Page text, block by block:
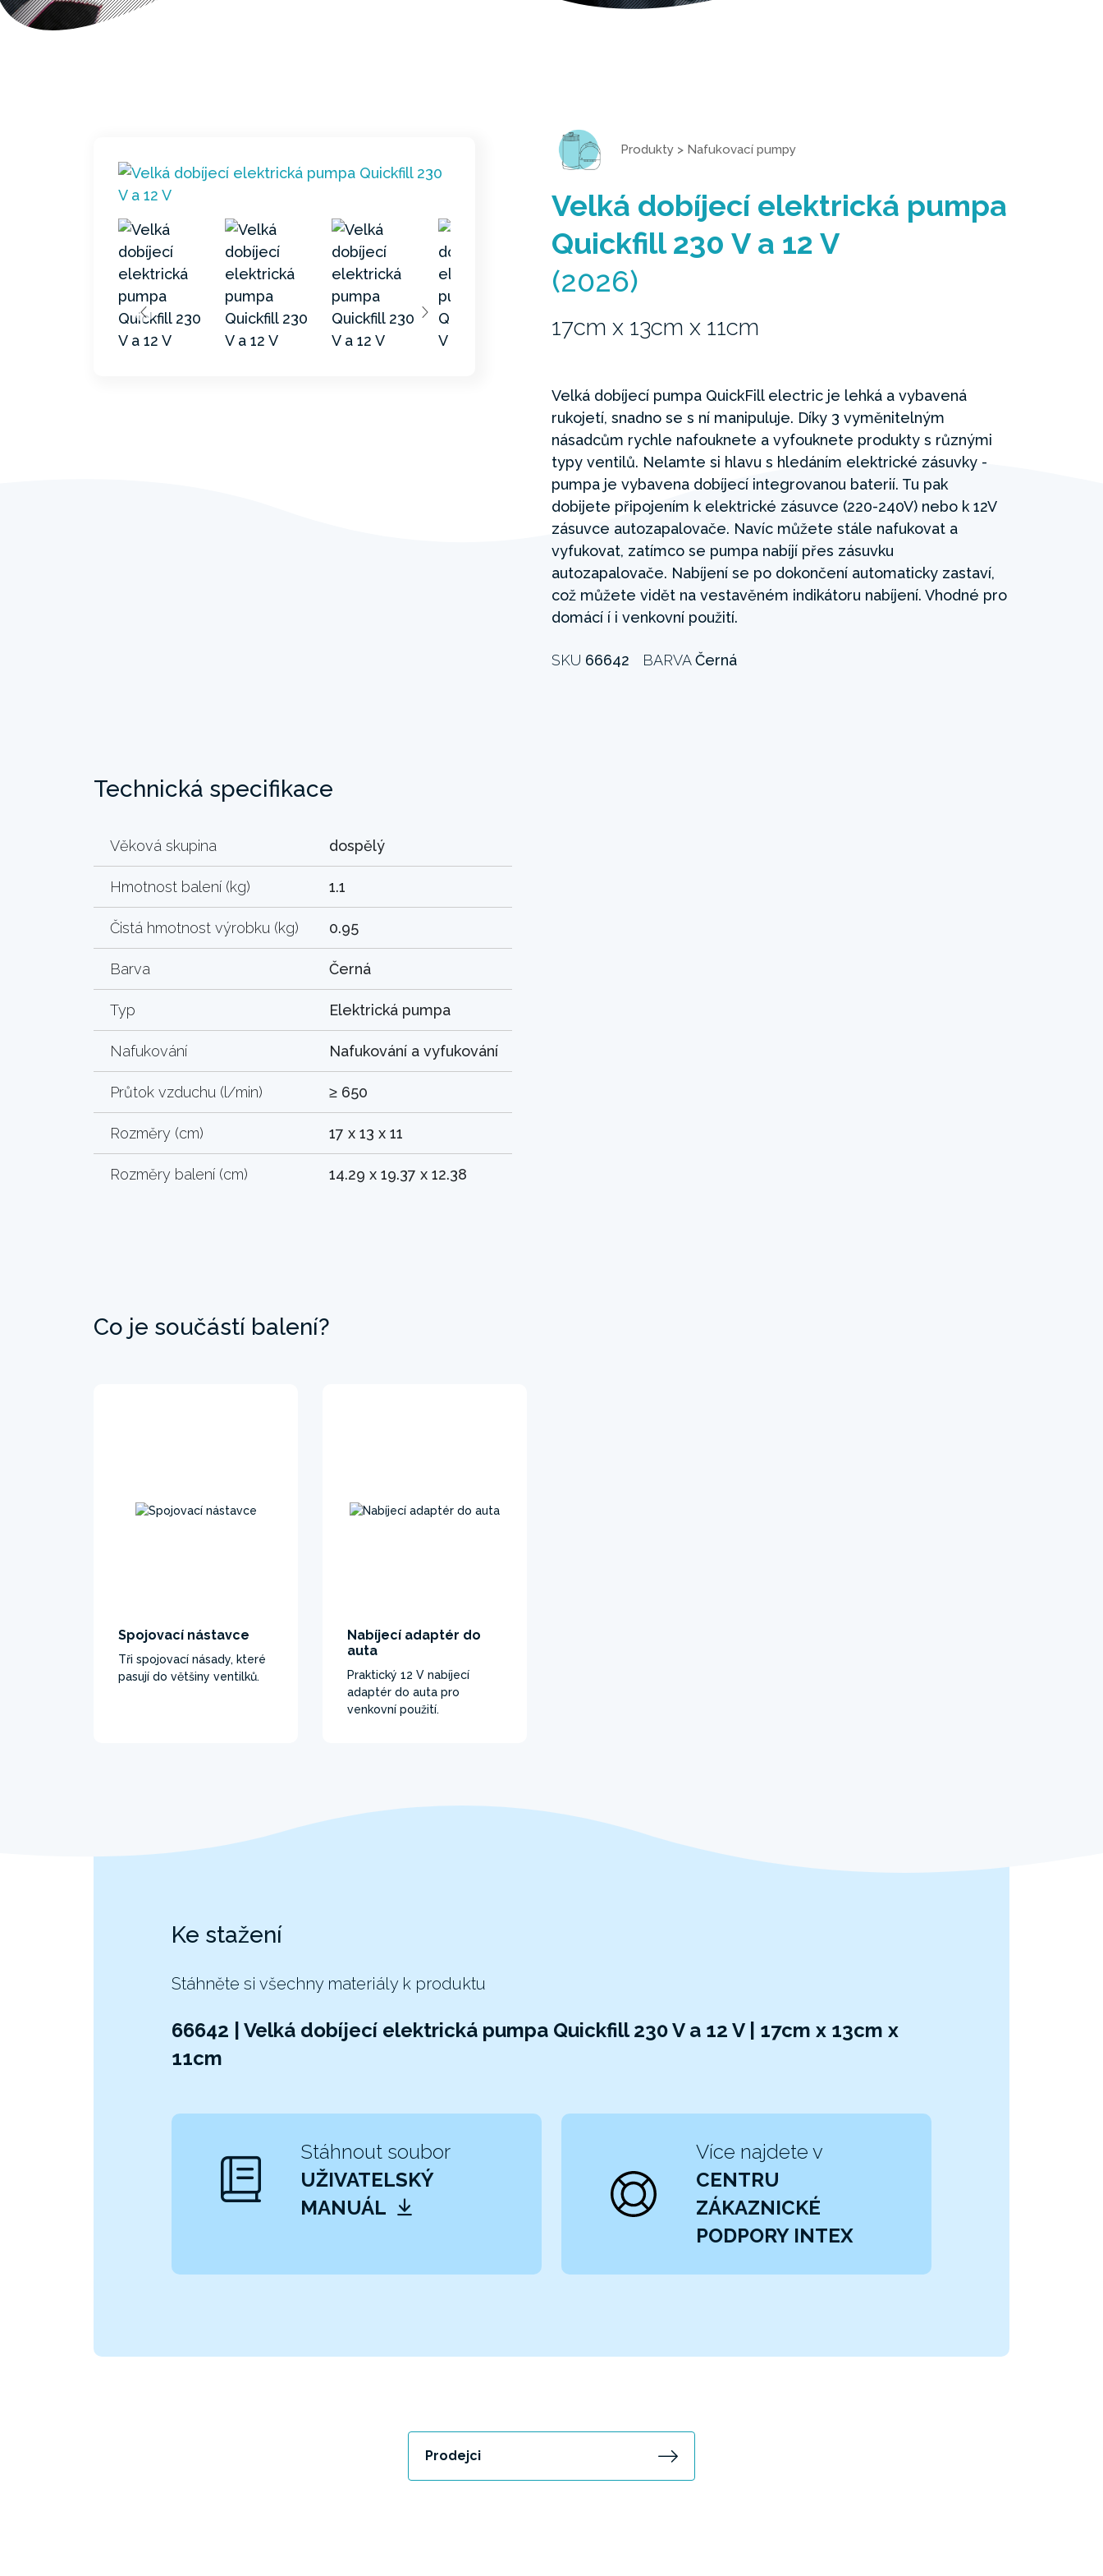
Produkty > Nafukovací pumpy
Velká dobíjecí elektrická pumpa
Quickfill 230 V a 12 V
(2026)
17cm x 13cm x 11cm
Velká dobíjecí pumpa QuickFill electric je lehká a vybavená
rukojetí, snadno se s ní manipuluje. Díky 3 vyměnitelným
násadcům rychle nafouknete a vyfouknete produkty s různými
typy ventilů. Nelamte si hlavu s hledáním elektrické zásuvky -
pumpa je vybavena dobíjecí integrovanou baterií. Tu pak
dobijete připojením k elektrické zásuvce (220-240V) nebo k 12V
zásuvce autozapalovače. Navíc můžete stále nafukovat a
vyfukovat, zatímco se pumpa nabíjí přes zásuvku
autozapalovače. Nabíjení se po dokončení automaticky zastaví,
což můžete vidět na vestavěném indikátoru nabíjení. Vhodné pro
domácí í i venkovní použití.
SKU 66642 BARVAČerná
Technická specifikace
Věková skupina dospělý
Hmotnost balení (kg) 1.1
Čistá hmotnost výrobku (kg) 0.95
Barva Černá
Typ Elektrická pumpa
Nafukování Nafukování a vyfukování
Průtok vzduchu (l/min) ≥ 650
Rozměry (cm) 17 x 13 x 11
Rozměry balení (cm) 14.29 x 19.37 x 12.38
Co je součástí balení?
Spojovací nástavce
Tři spojovací násady, které
pasují do většiny ventilků.
Nabíjecí adaptér do
auta
Praktický 12 V nabíjecí
adaptér do auta pro
venkovní použití.
Ke stažení
Stáhněte si všechny materiály k produktu
66642 | Velká dobíjecí elektrická pumpa Quickfill 230 V a 12 V | 17cm x 13cm x
11cm
Stáhnout soubor
UŽIVATELSKÝ
MANUÁL
Více najdete v
CENTRU
ZÁKAZNICKÉ
PODPORY INTEX
Prodejci